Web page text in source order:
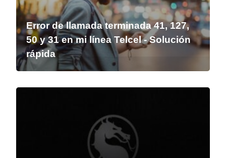
Error de llamada terminada 41, 127,
50 y 31 en mi línea Telcel - Solución
rápida